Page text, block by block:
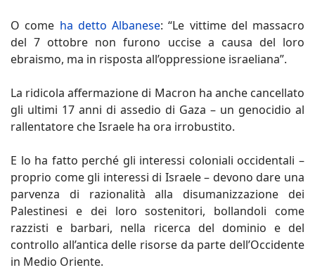
O come ha detto Albanese: “Le vittime del massacro
del 7 ottobre non furono uccise a causa del loro
ebraismo, ma in risposta all’oppressione israeliana”.
La ridicola affermazione di Macron ha anche cancellato
gli ultimi 17 anni di assedio di Gaza – un genocidio al
rallentatore che Israele ha ora irrobustito.
E lo ha fatto perché gli interessi coloniali occidentali –
proprio come gli interessi di Israele – devono dare una
parvenza di razionalità alla disumanizzazione dei
Palestinesi e dei loro sostenitori, bollandoli come
razzisti e barbari, nella ricerca del dominio e del
controllo all’antica delle risorse da parte dell’Occidente
in Medio Oriente.